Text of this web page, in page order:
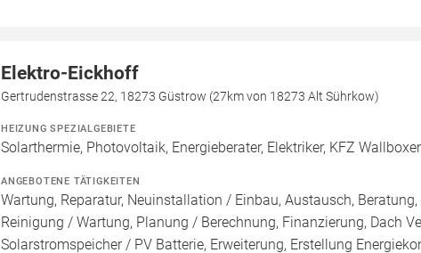
Elektro-Eickhoff
Gertrudenstrasse 22, 18273 Güstrow (27km von 18273 Alt Sührkow)
HEIZUNG SPEZIALGEBIETE
Solarthermie, Photovoltaik, Energieberater, Elektriker, KFZ
ANGEBOTENE TÄTIGKEITEN
Wartung, Reparatur, Neuinstallation / Einbau, Austausch,
Reinigung / Wartung, Planung / Berechnung, Finanzierung, Dach
Solarstromspeicher / PV Batterie, Erweiterung, Erstellung